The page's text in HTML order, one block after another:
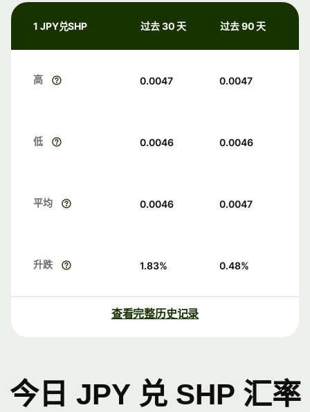
1 JPY兑SHP 过去 30 天 过去 90 天
高 0.0047 0.0047
低 0.0046 0.0046
平均 0.0046 0.0047
升跌 1.83% 0.48%
查看完整历史记录
今日 JPY 兑 SHP 汇率